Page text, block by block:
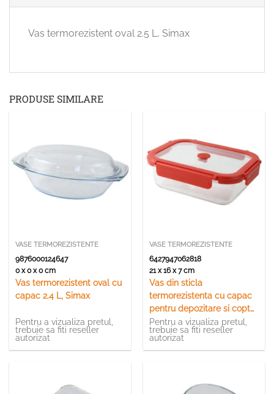
Vas termorezistent oval 2.5 L, Simax
PRODUSE SIMILARE
VASE TERMOREZISTENTE
9876000124647
0 x 0 x 0 cm
Vas termorezistent oval cu
capac 2.4 L, Simax
Pentru a vizualiza pretul,
trebuie sa fiti reseller
autorizat
VASE TERMOREZISTENTE
6427947062818
21 x 16 x 7 cm
Vas din sticla
termorezistenta cu capac
pentru depozitare si copt
1020 ml Perfect Home
Pentru a vizualiza pretul,
trebuie sa fiti reseller
autorizat